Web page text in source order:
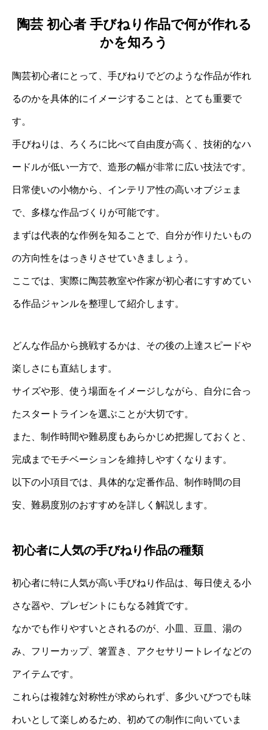
陶芸 初心者 手びねり作品で何が作れる
かを知ろう
陶芸初心者にとって、手びねりでどのような作品が作れ
るのかを具体的にイメージすることは、とても重要で
す。
手びねりは、ろくろに比べて自由度が高く、技術的なハ
ードルが低い一方で、造形の幅が非常に広い技法です。
日常使いの小物から、インテリア性の高いオブジェま
で、多様な作品づくりが可能です。
まずは代表的な作例を知ることで、自分が作りたいもの
の方向性をはっきりさせていきましょう。
ここでは、実際に陶芸教室や作家が初心者にすすめてい
る作品ジャンルを整理して紹介します。
どんな作品から挑戦するかは、その後の上達スピードや
楽しさにも直結します。
サイズや形、使う場面をイメージしながら、自分に合っ
たスタートラインを選ぶことが大切です。
また、制作時間や難易度もあらかじめ把握しておくと、
完成までモチベーションを維持しやすくなります。
以下の小項目では、具体的な定番作品、制作時間の目
安、難易度別のおすすめを詳しく解説します。
初心者に人気の手びねり作品の種類
初心者に特に人気が高い手びねり作品は、毎日使える小
さな器や、プレゼントにもなる雑貨です。
なかでも作りやすいとされるのが、小皿、豆皿、湯の
み、フリーカップ、箸置き、アクセサリートレイなどの
アイテムです。
これらは複雑な対称性が求められず、多少いびつでも味
わいとして楽しめるため、初めての制作に向いていま